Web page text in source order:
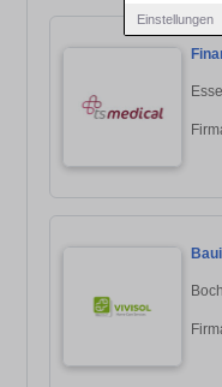
Einstellungen